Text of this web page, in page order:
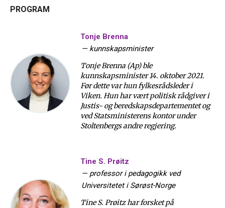
PROGRAM
Tonje Brenna
— kunnskapsminister
Tonje Brenna (Ap) ble
kunnskapsminister 14. oktober 2021.
Før dette var hun fylkesrådsleder i
Viken. Hun har vært politisk rådgiver i
Justis- og beredskapsdepartementet og
ved Statsministerens kontor under
Stoltenbergs andre regjering.
Tine S. Prøitz
— professor i pedagogikk ved
Universitetet i Sørøst-Norge
Tine S. Prøitz har forsket på